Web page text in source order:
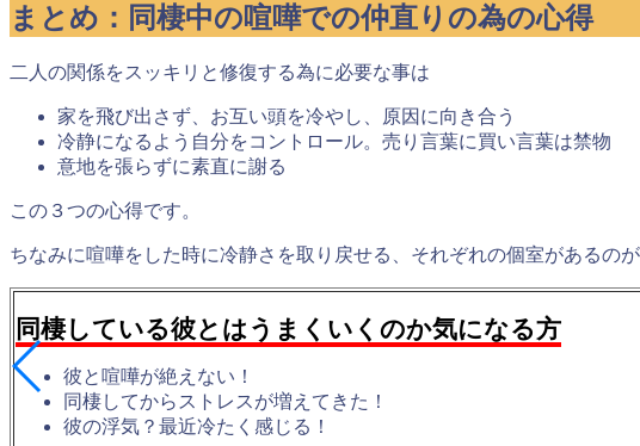
まとめ：同棲中の喧嘩での仲直りの為の心得
二人の関係をスッキリと修復する為に必要な事は
家を飛び出さず、お互い頭を冷やし、原因に向き合う
冷静になるよう自分をコントロール。売り言葉に買い言葉は禁物
意地を張らずに素直に謝る
この３つの心得です。
ちなみに喧嘩をした時に冷静さを取り戻せる、 それぞれの個室があるの
同棲している彼とはうまくいくのか気になる方
彼と喧嘩が絶えない！
同棲してからストレスが増えてきた！
彼の浮気？最近冷たく感じる！